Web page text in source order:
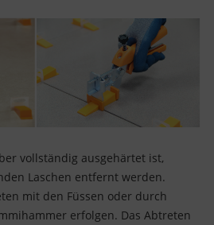
vollständig ausgehärtet ist,
Laschen entfernt werden.
mit den Füssen oder durch
erfolgen. Das Abtreten